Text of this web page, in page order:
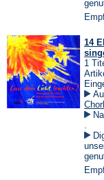
Tab)
14
1
in
Tab)
.